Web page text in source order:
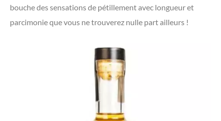
bouche des sensations de pétillement avec longueur et
parcimonie que vous ne trouverez nulle part ailleurs !